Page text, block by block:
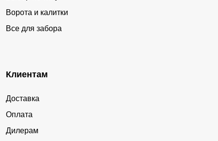
Ворота и калитки
Все для забора
Клиентам
Доставка
Оплата
Дилерам